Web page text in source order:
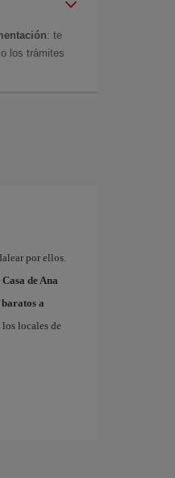
: te
los trámites
por ellos.
Casa de Ana
a
locales de